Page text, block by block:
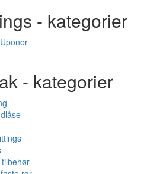
- kategorier
- kategorier